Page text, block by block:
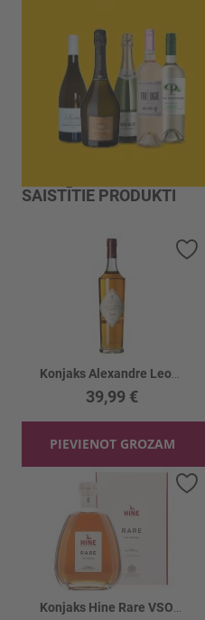
SAISTĪTIE PRODUKTI
39,99 €
PIEVIENOT GROZAM